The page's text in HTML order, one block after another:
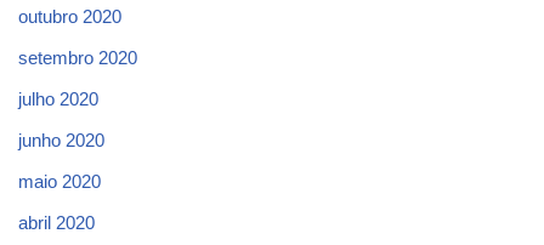
outubro 2020
setembro 2020
julho 2020
junho 2020
maio 2020
abril 2020